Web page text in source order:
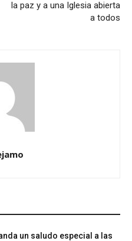
la paz y a una Iglesia abierta
a todos
un saludo especial a las